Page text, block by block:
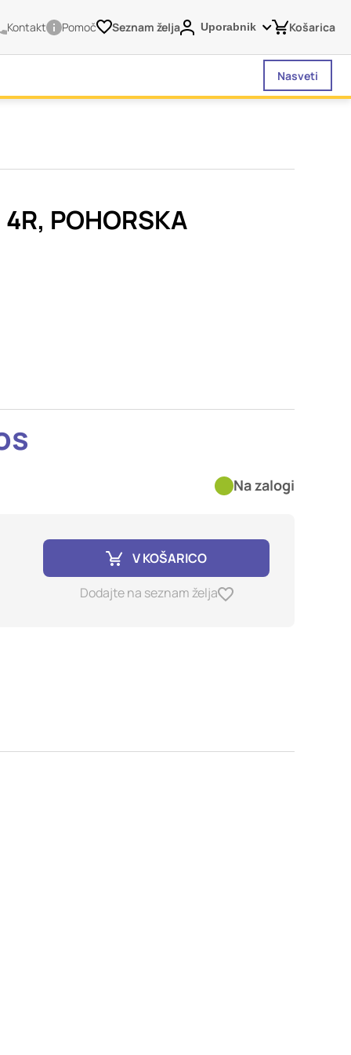
Kontakt Pomoč Seznam želja Uporabnik Košarica
Nasveti
POHORSKA
Na zalogi
V KOŠARICO
Dodajte na seznam želja
brskalnika,
običajno ne
uporabniško
si ogledate več
na vašo uporabo
Običajno
nastavitev
te piškotke ali
delovanja
in
so združeni in
mesto.
lahko uporabljajo za